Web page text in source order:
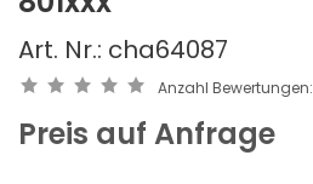
Art. Nr.: cha64087
Anzahl Bewertungen:
Preis auf Anfrage